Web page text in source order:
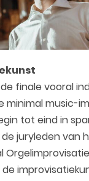
de finale vooral
minimal music-
tot eind in
juryleden van